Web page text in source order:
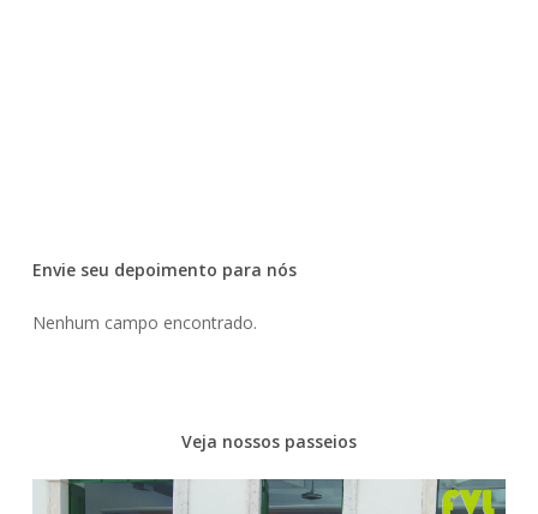
Envie seu depoimento para nós
Nenhum campo encontrado.
Veja nossos passeios